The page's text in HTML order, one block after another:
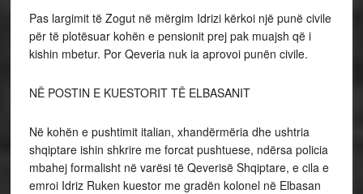
Pas largimit të Zogut në mërgim Idrizi kërkoi një punë civile
për të plotësuar kohën e pensionit prej pak muajsh që i
kishin mbetur. Por Qeveria nuk ia aprovoi punën civile.
NË POSTIN E KUESTORIT TË ELBASANIT
Në kohën e pushtimit italian, xhandërmëria dhe ushtria
shqiptare ishin shkrire me forcat pushtuese, ndërsa policia
mbahej formalisht në varësi të Qeverisë Shqiptare, e cila e
emroi Idriz Ruken kuestor me gradën kolonel në Elbasan